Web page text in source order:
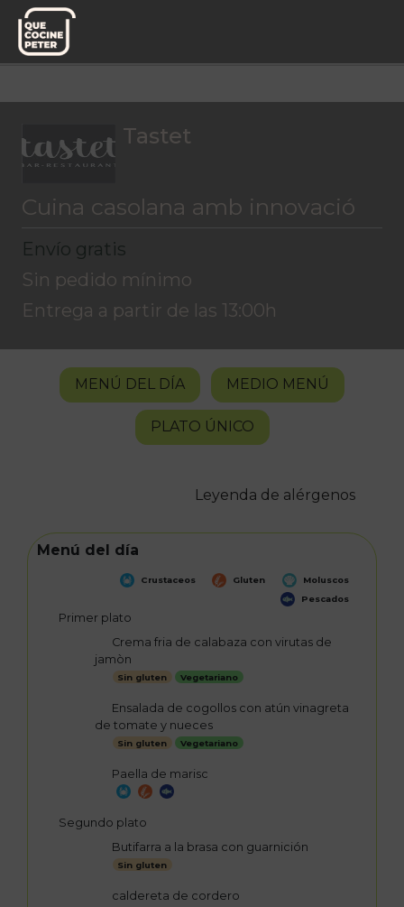
Menú del día
Tastet
Cuina casolana amb innovació
Envío gratis
Sin pedido mínimo
Entrega a partir de las 13:00h
MENÚ DEL DÍA MEDIO MENÚ
PLATO ÚNICO
Leyenda de alérgenos
Menú del día
Crustaceos Gluten
Moluscos
Pescados
Primer plato
Crema fria de calabaza con virutas de
jamòn
Sin gluten Vegetariano
Ensalada de cogollos con atún vinagreta
de tomate y nueces
Sin gluten Vegetariano
Paella de marisc
Segundo plato
Butifarra a la brasa con guarnición
Sin gluten
caldereta de cordero